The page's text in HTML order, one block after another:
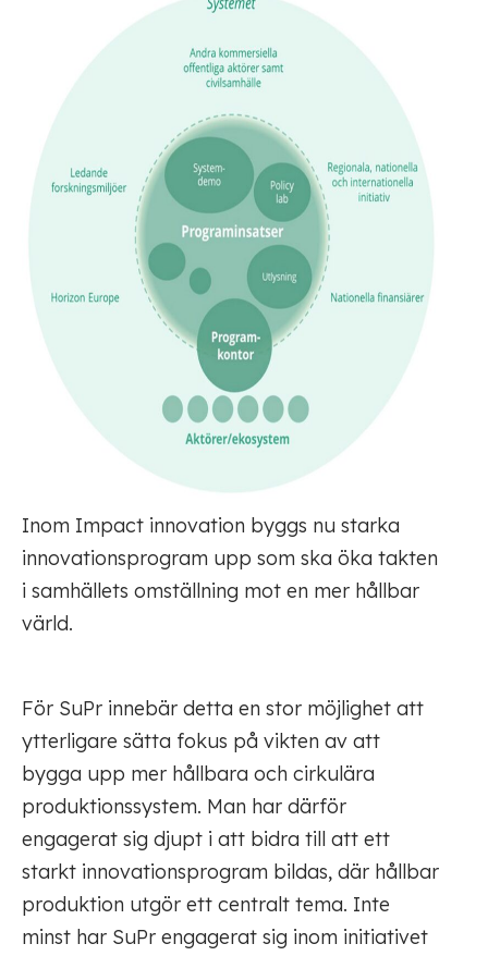
Inom Impact innovation byggs nu starka
innovationsprogram upp som ska öka takten
i samhällets omställning mot en mer hållbar
värld.
För SuPr innebär detta en stor möjlighet att
ytterligare sätta fokus på vikten av att
bygga upp mer hållbara och cirkulära
produktionssystem. Man har därför
engagerat sig djupt i att bidra till att ett
starkt innovationsprogram bildas, där hållbar
produktion utgör ett centralt tema. Inte
minst har SuPr engagerat sig inom initiativet